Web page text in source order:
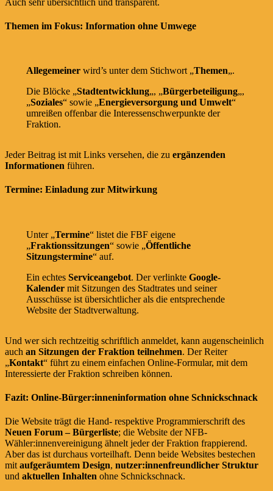
Themen im Fokus: Information ohne Umwege
Allegemeiner wird’s unter dem Stichwort „Themen„.
Die Blöcke „Stadtentwicklung„, „Bürgerbeteiligung„,
„Soziales“ sowie „Energieversorgung und Umwelt“
umreißen offenbar die Interessenschwerpunkte der
Fraktion.
Jeder Beitrag ist mit Links versehen, die zu ergänzenden
Informationen führen.
Termine: Einladung zur Mitwirkung
Unter „Termine“ listet die FBF eigene
„Fraktionssitzungen“ sowie „Öffentliche
Sitzungstermine“ auf.
Ein echtes Serviceangebot. Der verlinkte Google-
Kalendermit Sitzungen des Stadtrates und seiner
Ausschüsse ist übersichtlicher als die entsprechende
Website der Stadtverwaltung.
Und wer sich rechtzeitig schriftlich anmeldet, kann augenscheinlich
auch an Sitzungen der Fraktion teilnehmen. Der Reiter
„Kontakt“ führt zu einem einfachen Online-Formular, mit dem
Interessierte der Fraktion schreiben können.
Fazit: Online-Bürger:inneninformation ohne Schnickschnack
Die Website trägt die Hand- respektive Programmierschrift des
Neuen Forum – Bürgerliste; die Website der NFB-
Wähler:innenvereinigung ähnelt jeder der Fraktion frappierend.
Aber das ist durchaus vorteilhaft. Denn beide Websites bestechen
mit aufgeräumtem Design, nutzer:innenfreundlicher Struktur
und aktuellen Inhalten ohne Schnickschnack.